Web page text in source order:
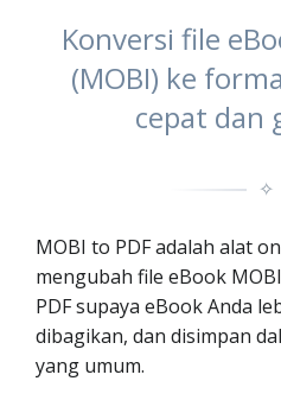
Konversi file
(MOBI) ke
cepat dan
✧
MOBI to PDF adalah alat
mengubah file eBook
PDF supaya eBook Anda
dibagikan, dan disimpan
yang umum.